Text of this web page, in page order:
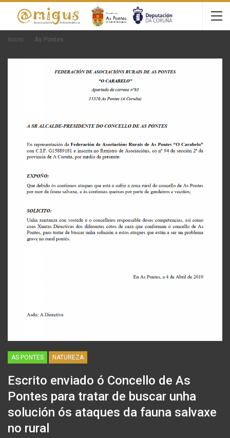
Inicio As Pontes
AS PONTES NATUREZA
Escrito enviado ó Concello de As
Pontes para tratar de buscar unha
solución ós ataques da fauna salvaxe
no rural